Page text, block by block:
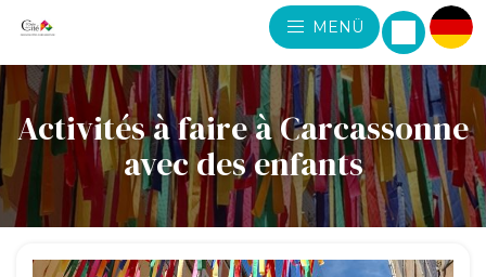
MENÜ
Activités à faire à Carcassonne
avec des enfants